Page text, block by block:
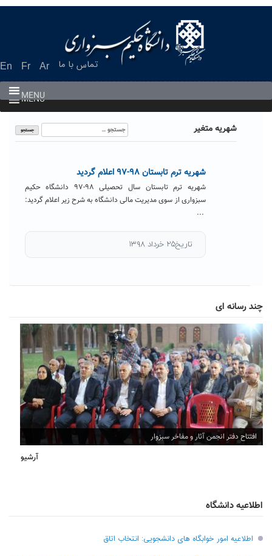
En Fr Ar تماس با ما
MENU
MENU
شهریه متغیر
جستجو
برای:
شهریه ترم تابستان ۹۸-۹۷ اعلام گردید
شهریه ترم تابستان سال تحصیلی ۹۸-۹۷ دانشگاه حکیم
سبزواری از سوی مدیریت مالی دانشگاه به شرح زیر اعلام گردید:
...
تاریخ۲۵ خرداد ۱۳۹۸
چند رسانه ای
افتتاح دفتر انجمن آثار و مفاخر سبزوار
آرشیو
اطلاعیه دانشگاه
اطلاعیه امور خوابگاه های دانشجویی: انتخاب اتاق